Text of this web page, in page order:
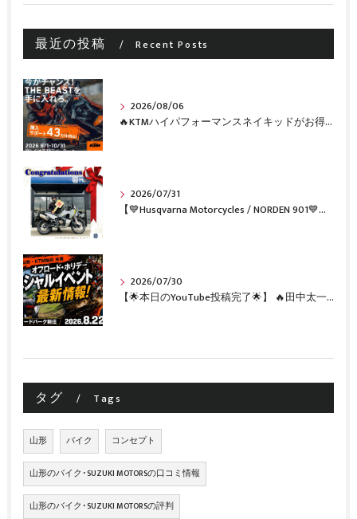
最近の投稿 Recent Posts
2026/08/06
🔥KTMハイパフォーマンスネイキッドがお得に手に入るチャンス🔥
2026/07/31
【💙Husqvarna Motorcycles / NORDEN 901💙】 ご納車おめでとうございます🎉✨
2026/07/30
【🌟本日のYouTube投稿完了🌟】 🔥田中太一さんをスペシャルゲストに🔥 8月22日(土)オフロード・ホリデー最新情報！！
タグ Tags
山形 バイク コンセプト
山形のバイク･SUZUKI MOTORSの口コミ情報
山形のバイク･SUZUKI MOTORSの評判